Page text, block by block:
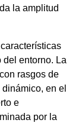
la amplitud
entorno. La
rasgos de
en el
e
por la